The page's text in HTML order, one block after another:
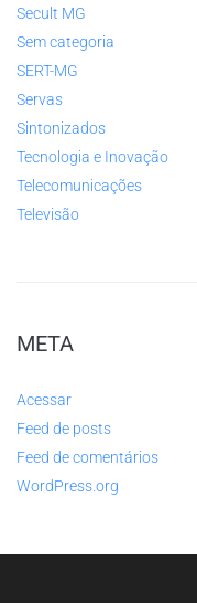
Secult MG
Sem categoria
SERT-MG
Servas
Sintonizados
Tecnologia e Inovação
Telecomunicações
Televisão
META
Acessar
Feed de posts
Feed de comentários
WordPress.org